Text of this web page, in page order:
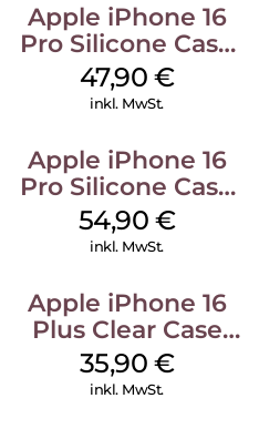
Apple iPhone 16
Pro Silicone Case
MagSafe Denim
47,90 €
inkl. MwSt.
Apple iPhone 16
Pro Silicone Case
MagSafe Black
54,90 €
inkl. MwSt.
Apple iPhone 16
Plus Clear Case
MagSafe
Transparent
35,90 €
inkl. MwSt.